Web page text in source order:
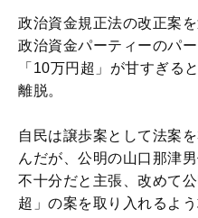
政治資金規正法の改正案
政治資金パーティーのパ
「10万円超」が甘すぎる
離脱。
自民は譲歩案として法案
んだが、公明の山口那津
不十分だと主張、改めて
超」の案を取り入れるよう